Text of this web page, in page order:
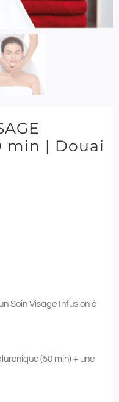
min | Douai
Soin Visage Infusion à
(50 min) + une